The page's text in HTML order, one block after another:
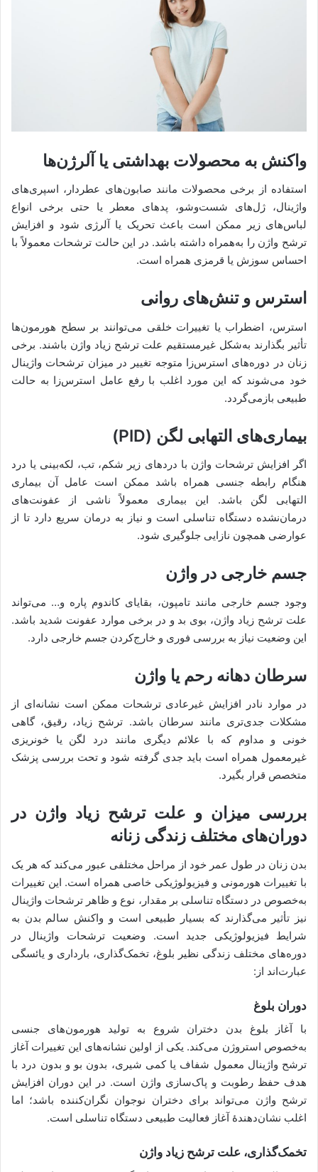
واکنش به محصولات بهداشتی یا آلرژن‌ها
استفاده از برخی محصولات مانند صابون‌های عطردار، اسپری‌های
واژینال، ژل‌های شست‌وشو، پدهای معطر یا حتی برخی انواع
لباس‌های زیر ممکن است باعث تحریک یا آلرژی شود و افزایش
ترشح واژن را به‌همراه داشته باشد. در این حالت ترشحات معمولاً با
احساس سوزش یا قرمزی همراه است.
استرس و تنش‌های روانی
استرس، اضطراب یا تغییرات خلقی می‌توانند بر سطح هورمون‌ها
تأثیر بگذارند به‌شکل غیرمستقیم علت ترشح زیاد واژن باشند. برخی
زنان در دوره‌های استرس‌زا متوجه تغییر در میزان ترشحات واژینال
خود می‌شوند که این مورد اغلب با رفع عامل استرس‌زا به حالت
طبیعی بازمی‌گردد.
بیماری‌های التهابی لگن (PID)
اگر افزایش ترشحات واژن با دردهای زیر شکم، تب، لکه‌بینی یا درد
هنگام رابطه جنسی همراه باشد ممکن است عامل آن بیماری
التهابی لگن باشد. این بیماری معمولاً ناشی از عفونت‌های
درمان‌نشده دستگاه تناسلی است و نیاز به درمان سریع دارد تا از
عوارضی همچون نازایی جلوگیری شود.
جسم خارجی در واژن
وجود جسم خارجی مانند تامپون، بقایای کاندوم پاره و… می‌تواند
علت ترشح زیاد واژن، بوی بد و در برخی موارد عفونت شدید باشد.
این وضعیت نیاز به بررسی فوری و خارج‌کردن جسم خارجی دارد.
سرطان دهانه رحم یا واژن
در موارد نادر افزایش غیرعادی ترشحات ممکن است نشانه‌ای از
مشکلات جدی‌تری مانند سرطان باشد. ترشح زیاد، رقیق، گاهی
خونی و مداوم که با علائم دیگری مانند درد لگن یا خونریزی
غیرمعمول همراه است باید جدی گرفته شود و تحت بررسی پزشک
متخصص قرار بگیرد.
بررسی میزان و علت ترشح زیاد واژن در
دوران‌های مختلف زندگی زنانه
بدن زنان در طول عمر خود از مراحل مختلفی عبور می‌کند که هر یک
با تغییرات هورمونی و فیزیولوژیکی خاصی همراه است. این تغییرات
به‌خصوص در دستگاه تناسلی بر مقدار، نوع و ظاهر ترشحات واژینال
نیز تأثیر می‌گذارند که بسیار طبیعی است و واکنش سالم بدن به
شرایط فیزیولوژیکی جدید است. وضعیت ترشحات واژینال در
دوره‌های مختلف زندگی نظیر بلوغ، تخمک‌گذاری، بارداری و یائسگی
عبارت‌اند از:
دوران بلوغ
با آغاز بلوغ بدن دختران شروع به تولید هورمون‌های جنسی
به‌خصوص استروژن می‌کند. یکی از اولین نشانه‌های این تغییرات آغاز
ترشح واژینال معمول شفاف یا کمی شیری، بدون بو و بدون درد با
هدف حفظ رطوبت و پاک‌سازی واژن است. در این دوران افزایش
ترشح واژن می‌تواند برای دختران نوجوان نگران‌کننده باشد؛ اما
اغلب نشان‌دهندۀ آغاز فعالیت طبیعی دستگاه تناسلی است.
تخمک‌گذاری، علت ترشح زیاد واژن